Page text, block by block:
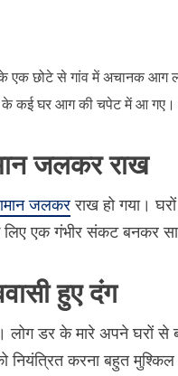
एक छोटे से गांव में अचानक आग
कई घर आग की चपेट में आ गए।
जलकर राख
जलकरराख हो गया।
लिए एक गंभीर संकट
हुए दंग
डर के मारे अपने घरों
करना बहुत मुश्किल